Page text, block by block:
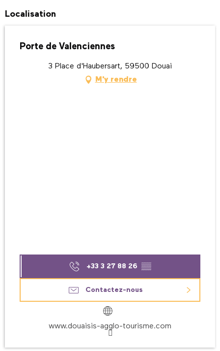
Localisation
Porte de Valenciennes
3 Place d'Haubersart, 59500 Douai
M'y rendre
+33 3 27 88 26 ▒▒
Contactez-nous
www.douaisis-agglo-tourisme.com